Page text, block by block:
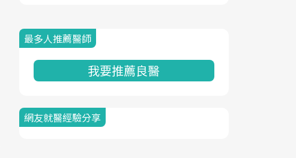
最多人推薦醫師
我要推薦良醫
網友就醫經驗分享